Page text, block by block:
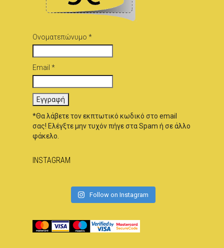
Ονοματεπώνυμο *
Email *
*Θα λάβετε τον εκπτωτικό κωδικό στο email
σας! Ελέγξτε μην τυχόν πήγε στα Spam ή σε άλλο
φάκελο.
INSTAGRAM
Follow on Instagram